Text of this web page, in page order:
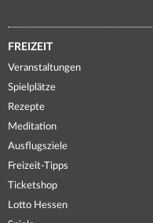
FREIZEIT
Veranstaltungen
Spielplätze
Rezepte
Meditation
Ausflugsziele
Freizeit-Tipps
Ticketshop
Lotto Hessen